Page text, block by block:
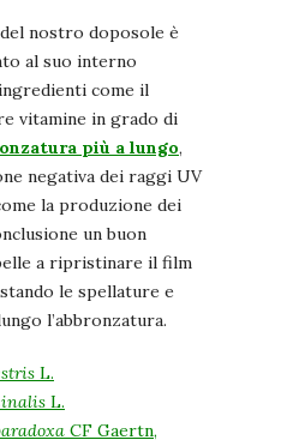
del nostro doposole è
al suo interno
come il
vitamine in grado di
più a lungo,
negativa dei raggi UV
la produzione dei
un buon
a ripristinare il film
le spellature e
l’abbronzatura.
L.
L.
CF Gaertn,